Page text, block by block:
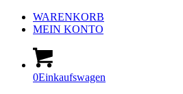
WARENKORB
MEIN KONTO
0Einkaufswagen